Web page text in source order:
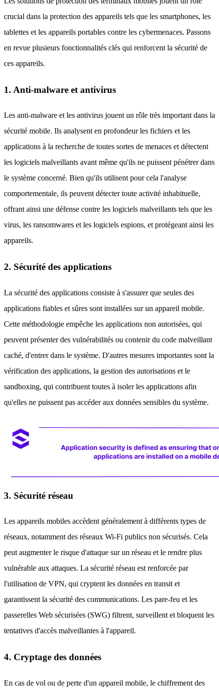
crucial dans la protection des appareils tels que les smartphones, les
tablettes et les appareils portables contre les cybermenaces. Passons
en revue plusieurs fonctionnalités clés qui renforcent la sécurité de
ces appareils.
1. Anti-malware et antivirus
Les anti-malware et les antivirus jouent un rôle très important dans la
sécurité mobile. Ils analysent en profondeur les fichiers et les
applications à la recherche de toutes sortes de menaces et détectent
les logiciels malveillants avant même qu'ils ne puissent pénétrer dans
le système concerné. Bien qu'ils utilisent pour cela l'analyse
comportementale, ils peuvent détecter toute activité inhabituelle,
offrant ainsi une défense contre les logiciels malveillants tels que les
virus, les ransomwares et les logiciels espions, et protégeant ainsi les
appareils.
2. Sécurité des applications
La sécurité des applications consiste à s'assurer que seules des
applications fiables et sûres sont installées sur un appareil mobile.
Cette méthodologie empêche les applications non autorisées, qui
peuvent présenter des vulnérabilités ou contenir du code malveillant
caché, d'entrer dans le système. D'autres mesures importantes sont la
vérification des applications, la gestion des autorisations et le
sandboxing, qui contribuent toutes à isoler les applications afin
qu'elles ne puissent pas accéder aux données sensibles du système.
3. Sécurité réseau
Les appareils mobiles accèdent généralement à différents types de
réseaux, notamment des réseaux Wi-Fi publics non sécurisés. Cela
peut augmenter le risque d'attaque sur un réseau et le rendre plus
vulnérable aux attaques. La sécurité réseau est renforcée par
l'utilisation de VPN, qui cryptent les données en transit et
garantissent la sécurité des communications. Les pare-feu et les
passerelles Web sécurisées (SWG) filtrent, surveillent et bloquent les
tentatives d'accès malveillantes à l'appareil.
4. Cryptage des données
En cas de vol ou de perte d'un appareil mobile, le chiffrement des